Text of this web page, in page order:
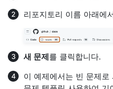
리포지토리 이름 아래에
새 문제를 클릭합니다.
이 예제에서는 빈 문제로